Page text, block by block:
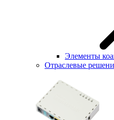
Элементы
Отраслевые